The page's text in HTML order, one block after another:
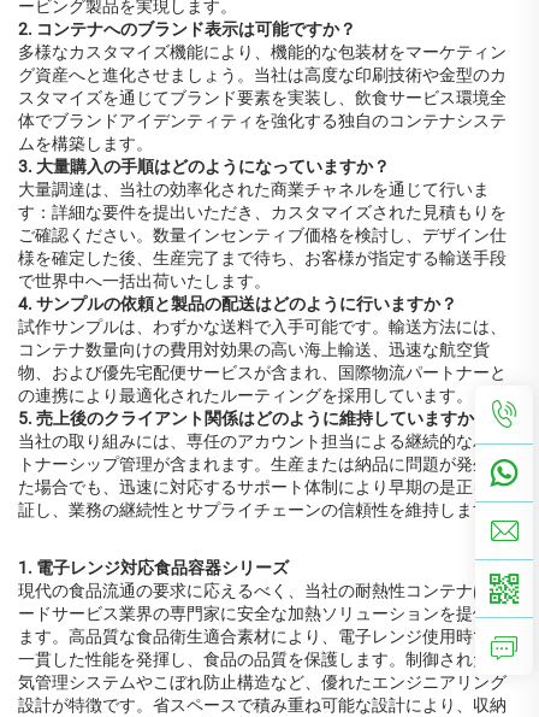
ービング製品を実現します。
2. コンテナへのブランド表示は可能ですか？
多様なカスタマイズ機能により、機能的な包装材をマーケティン
グ資産へと進化させましょう。当社は高度な印刷技術や金型のカ
スタマイズを通じてブランド要素を実装し、飲食サービス環境全
体でブランドアイデンティティを強化する独自のコンテナシステ
ムを構築します。
3. 大量購入の手順はどのようになっていますか？
大量調達は、当社の効率化された商業チャネルを通じて行いま
す：詳細な要件を提出いただき、カスタマイズされた見積もりを
ご確認ください。数量インセンティブ価格を検討し、デザイン仕
様を確定した後、生産完了まで待ち、お客様が指定する輸送手段
で世界中へ一括出荷いたします。
4. サンプルの依頼と製品の配送はどのように行いますか？
試作サンプルは、わずかな送料で入手可能です。輸送方法には、
コンテナ数量向けの費用対効果の高い海上輸送、迅速な航空貨
物、および優先宅配便サービスが含まれ、国際物流パートナーと
の連携により最適化されたルーティングを採用しています。
5. 売上後のクライアント関係はどのように維持していますか？
当社の取り組みには、専任のアカウント担当による継続的なパー
トナーシップ管理が含まれます。生産または納品に問題が発生し
た場合でも、迅速に対応するサポート体制により早期の是正を保
証し、業務の継続性とサプライチェーンの信頼性を維持します。
1. 電子レンジ対応食品容器シリーズ
現代の食品流通の要求に応えるべく、当社の耐熱性コンテナはフ
ードサービス業界の専門家に安全な加熱ソリューションを提供し
ます。高品質な食品衛生適合素材により、電子レンジ使用時でも
一貫した性能を発揮し、食品の品質を保護します。制御された蒸
気管理システムやこぼれ防止構造など、優れたエンジニアリング
設計が特徴です。省スペースで積み重ね可能な設計により、収納